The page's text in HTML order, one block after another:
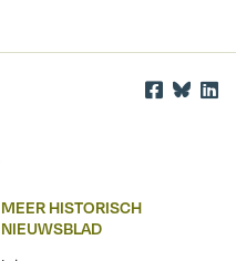
MEER HISTORISCH
NIEUWSBLAD